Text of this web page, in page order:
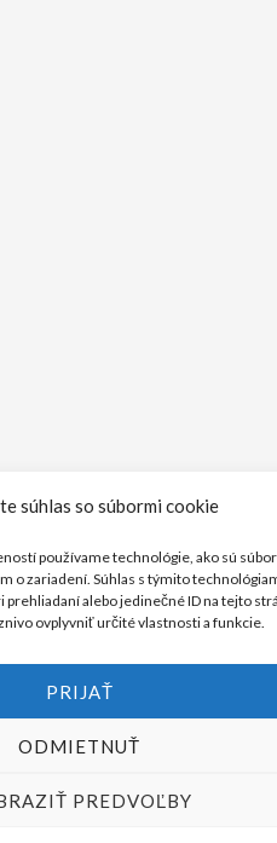
súhlas so súbormi cookie
používame technológie, ako sú
o zariadení. Súhlas s týmito
prehliadaní alebo jedinečné ID na tejto
ovplyvniť určité vlastnosti a funkcie.
PRIJAŤ
ODMIETNUŤ
PREDVOĽBY